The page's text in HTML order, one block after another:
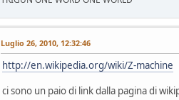
Luglio 26, 2010, 12:32:46
http://en.wikipedia.org/wiki/Z-machine
ci sono un paio di link dalla pagina di